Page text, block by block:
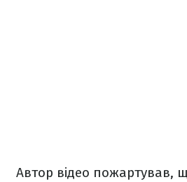
Автор відео пожартував,